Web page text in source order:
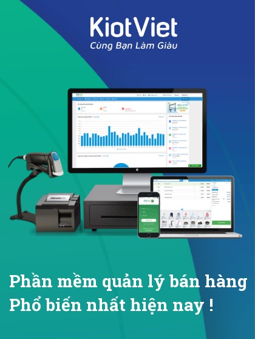
Phần mềm quản lý bán hàng
Phổ biến nhất hiện nay !